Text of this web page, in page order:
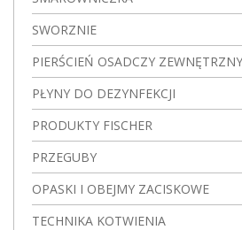
SWORZNIE
PIERŚCIEŃ OSADCZY
PŁYNY DO DEZYNFEKCJI
PRODUKTY FISCHER
PRZEGUBY
OPASKI I OBEJMY ZACISKOWE
TECHNIKA KOTWIENIA